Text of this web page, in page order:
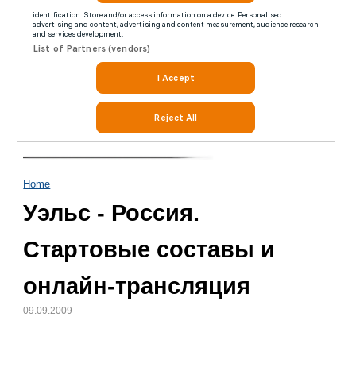
Home
Уэльс - Россия.
Стартовые составы и
онлайн-трансляция
09.09.2009